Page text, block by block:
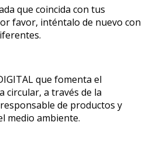
que coincida con tus
favor, inténtalo de nuevo con
que fomenta el
circular, a través de la
de productos y
medio ambiente.